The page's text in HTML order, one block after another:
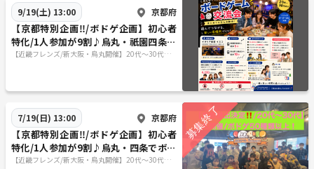
9/19(土) 13:00 京都府
【京都特別企画‼️/ボドゲ企画】初心者
特化/1人参加が9割♪烏丸・祇園四条で
ボードゲーム企画/20代〜30代向け
【近畿フレンズ/新大阪・烏丸開催】20代〜30代向
7/19(日) 13:00 京都府
【京都特別企画‼️/ボドゲ企画】初心者
特化/1人参加が9割♪烏丸・四条でボー
ドゲーム企画/20代〜30代向け
【近畿フレンズ/新大阪・烏丸開催】20代〜30代向